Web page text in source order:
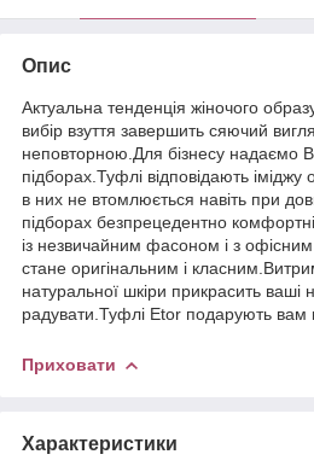
Опис
Актуальна тенденція жіночого
вибір взуття завершить сяючий
неповторною.Для бізнесу надаємо
підборах.Туфлі відповідають іміджу
в них не втомлюється навіть при
підборах безпрецедентно
із незвичайним фасоном і з
стане оригінальним і
натуральної шкіри прикрасить ваші
радувати.Туфлі Etor подарують вам
Приховати
Характеристики